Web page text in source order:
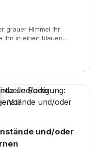
grauer Himmel Ihr
ihn in einen blauen
sofort verändert. Die
und das Foto wirkt
und/oder